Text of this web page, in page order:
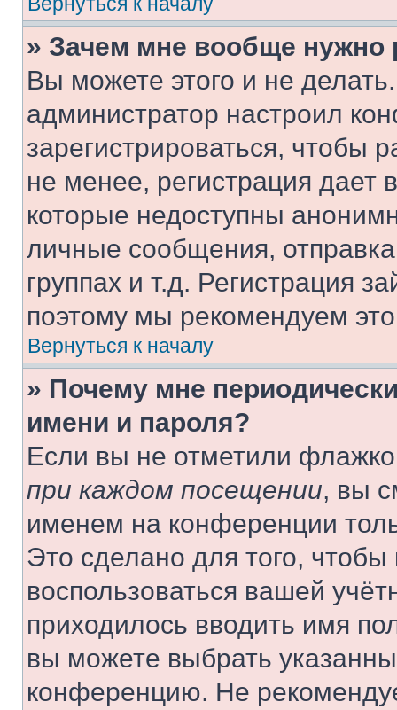
» Зачем мне вообще нужно
Вы можете этого и не
администратор настроил
зарегистрироваться, чтобы
не менее, регистрация
которые недоступны
личные сообщения,
группах и т.д. Регистрация
поэтому мы рекомендуем
Вернуться к началу
» Почему мне
имени и пароля?
Если вы не отметили
при каждом посещении, вы
именем на конференции
Это сделано для того, чтобы
воспользоваться вашей
приходилось вводить имя
вы можете выбрать
конференцию. Не